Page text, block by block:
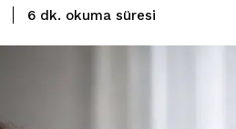
6 dk. okuma süresi